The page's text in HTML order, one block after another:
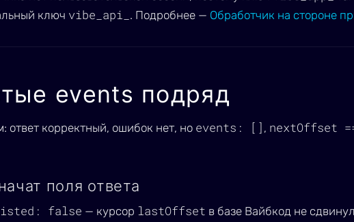
ключ vibe_api_ . Подробнее — Обработчик на стороне
events подряд
ответ корректный, ошибок нет, но events: [] , nextOffset
поля ответа
false — курсор lastOffset в базе Вайбкод не